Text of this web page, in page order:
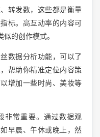
转发数，这些都是衡量
标。高互动率的内容可
的创作模式。
数据分析功能，可以了
帮助你精准定位内容策
增加一些时尚、美妆等
非常重要。通过数据观
早晨、午休或晚上，然